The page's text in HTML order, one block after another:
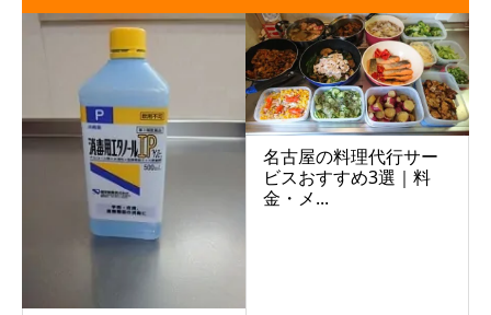
名古屋の料理代行サー
ビスおすすめ3選｜料
金・メ...